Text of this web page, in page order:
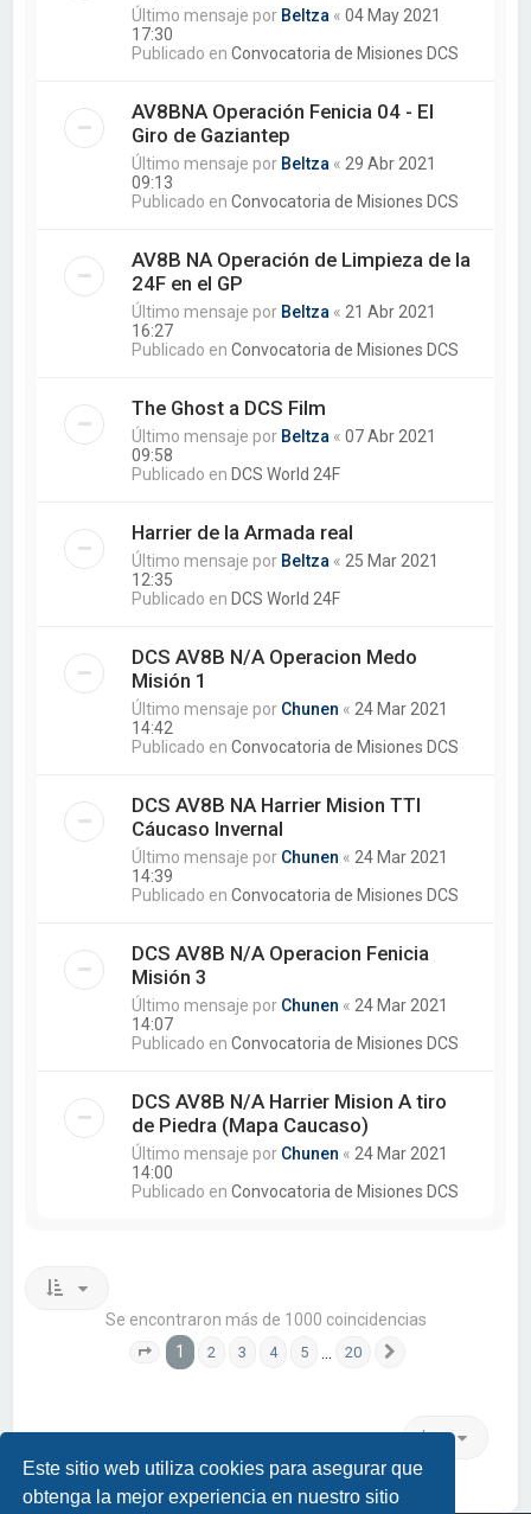
Este sitio web utiliza cookies para asegurar que
obtenga la mejor experiencia en nuestro sitio
Último mensaje por Beltza «04 May 2021
17:30
Publicado enConvocatoria de Misiones DCS
AV8BNA Operación Fenicia 04 - El
Giro de Gaziantep
Último mensaje por Beltza « 29 Abr 2021
09:13
Publicado enConvocatoria de Misiones DCS
AV8B NA Operación de Limpieza de la
24F en el GP
Último mensaje por Beltza « 21 Abr 2021
16:27
Publicado enConvocatoria de Misiones DCS
The Ghost a DCS Film
Último mensaje por Beltza «07 Abr 2021
09:58
Publicado en DCS World 24F
Harrier de la Armada real
Último mensaje por Beltza « 25 Mar 2021
12:35
Publicado en DCS World 24F
DCS AV8B N/A Operacion Medo
Misión 1
Último mensaje por Chunen « 24 Mar 2021
14:42
Publicado enConvocatoria de Misiones DCS
DCS AV8B NA Harrier Mision TTI
Cáucaso Invernal
Último mensaje por Chunen « 24 Mar 2021
14:39
Publicado enConvocatoria de Misiones DCS
DCS AV8B N/A Operacion Fenicia
Misión 3
Último mensaje por Chunen « 24 Mar 2021
14:07
Publicado enConvocatoria de Misiones DCS
DCS AV8B N/A Harrier Mision A tiro
de Piedra (Mapa Caucaso)
Último mensaje por Chunen « 24 Mar 2021
14:00
Publicado enConvocatoria de Misiones DCS
Se encontraron más de 1000 coincidencias
Página 1de 20
1 2 3 4 5 20
Ir a